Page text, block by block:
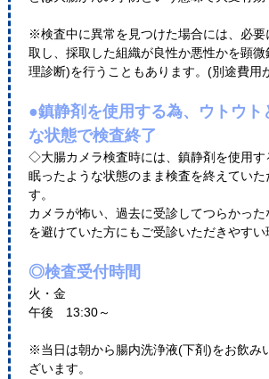
※検査中に異常を見つけた場合には、必要
取し、採取した組織が良性か悪性かを顕
理診断)を行うこともあります。(別途費用
●鎮静剤を使用する為、ウトウト
な状態で検査終了
◇大腸カメラ検査時には、鎮静剤を使用す
眠ったような状態のまま検査を終えていた
す。
カメラが怖い、過去に受診してつらかっ
を避けていた方にもご受診いただきやすい
◎検査受付時間
火・金
午後 13:30～
※当日は朝から腸内洗浄液(下剤)をお飲み
ざいます。